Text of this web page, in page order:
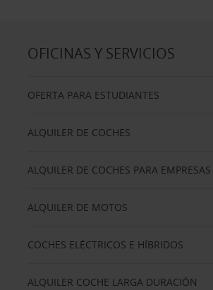
OFICINAS Y SERVICIOS
OFERTA PARA ESTUDIANTES
ALQUILER DE COCHES
ALQUILER DE COCHES PARA EMPRESAS
ALQUILER DE MOTOS
COCHES ELÉCTRICOS E HÍBRIDOS
ALQUILER COCHE LARGA DURACIÓN